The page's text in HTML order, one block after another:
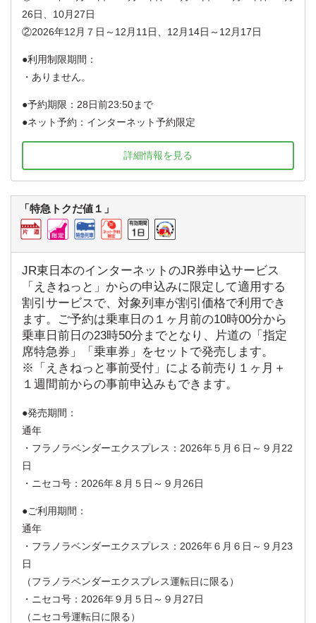
26日、10月27日
②2026年12月７日～12月11日、12月14日～12月17日
利用制限期間：
・ありません。
予約期限：28日前23:50まで
ネット予約：インターネット予約限定
詳細情報を見る
「特急トクだ値１」
JR東日本のインターネットのJR券申込サービス
「えきねっと」からの申込みに限定して適用する
割引サービスで、対象列車が割引価格で利用でき
ます。ご予約は乗車日の１ヶ月前の10時00分から
乗車日前日の23時50分までとなり、片道の「指定
席特急券」「乗車券」をセットで発売します。
※「えきねっと事前受付」による前売り１ヶ月＋
１週間前からの事前申込みもできます。
発売期間：
通年
・フラノラベンダーエクスプレス：2026年５月６日～９月22
日
・ニセコ号：2026年８月５日～９月26日
ご利用期間：
通年
・フラノラベンダーエクスプレス：2026年６月６日～９月23
日
（フラノラベンダーエクスプレス運転日に限る）
・ニセコ号：2026年９月５日～９月27日
（ニセコ号運転日に限る）